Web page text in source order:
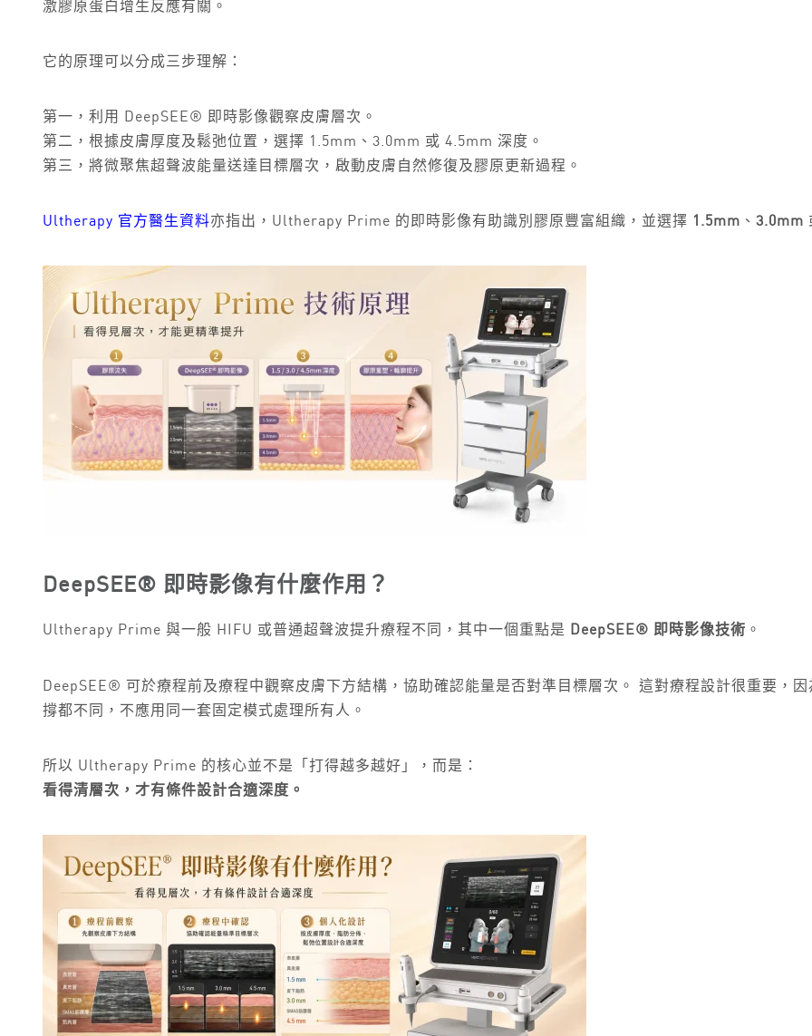
激膠原蛋白增生反應有關。
它的原理可以分成三步理解：
第一，利用 DeepSEE® 即時影像觀察皮膚層次。
第二，根據皮膚厚度及鬆弛位置，選擇 1.5mm、3.0mm 或 4.5mm 深度。
第三，將微聚焦超聲波能量送達目標層次，啟動皮膚自然修復及膠原更新過程。
Ultherapy 官方醫生資料亦指出，Ultherapy Prime 的即時影像有助識別膠原豐富組織，並選擇 1.5mm 、 3.0mm
DeepSEE® 即時影像有什麼作用？
Ultherapy Prime 與一般 HIFU 或普通超聲波提升療程不同，其中一個重點是 DeepSEE® 即時影像技術 。
DeepSEE® 可於療程前及療程中觀察皮膚下方結構，協助確認能量是否對準目標層次。 這對療程設計很重要，
撐都不同，不應用同一套固定模式處理所有人。
所以 Ultherapy Prime 的核心並不是「打得越多越好」，而是：
看得清層次，才有條件設計合適深度。